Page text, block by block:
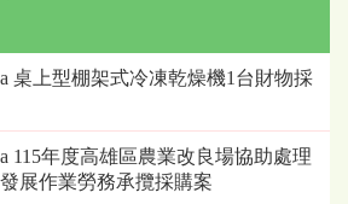
a 桌上型棚架式冷凍乾燥機1台財物採
115年度高雄區農業改良場協助處理
展作業勞務承攬採購案